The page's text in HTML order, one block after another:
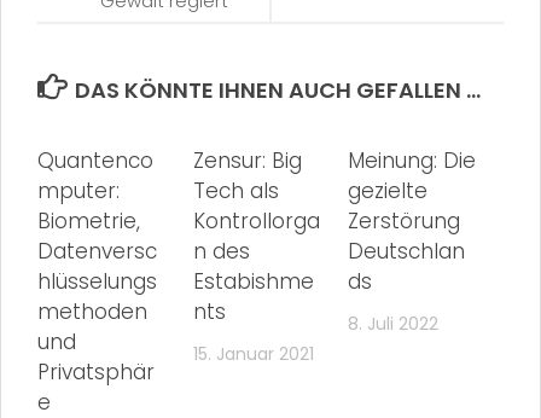
DAS KÖNNTE IHNEN AUCH GEFALLEN …
Quantenco
mputer:
Biometrie,
Datenversc
hlüsselungs
methoden
und
Privatsphär
e
Zensur: Big
Tech als
Kontrollorga
n des
Estabishme
nts
15. Januar 2021
Meinung: Die
gezielte
Zerstörung
Deutschlan
ds
8. Juli 2022